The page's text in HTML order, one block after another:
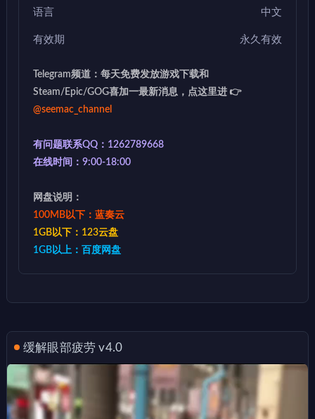
语言 中文
有效期 永久有效
Telegram频道：每天免费发放游戏下载和
Steam/Epic/GOG喜加一最新消息，点这里进 👉
@seemac_channel
有问题联系QQ：1262789668
在线时间：9:00-18:00
网盘说明：
100MB以下：蓝奏云
1GB以下：123云盘
1GB以上：百度网盘
缓解眼部疲劳 v4.0